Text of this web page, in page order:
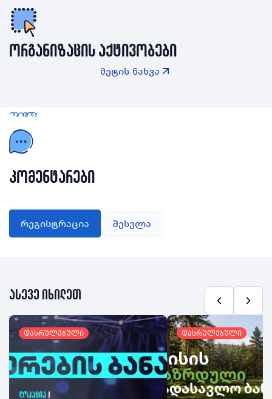
ორგანიზაცის აქტივობები
მეტის ნახვა
კომენტარები
რეგისტრაცია შესვლა
ასევე იხილეთ
დასრულებული დასრულებული